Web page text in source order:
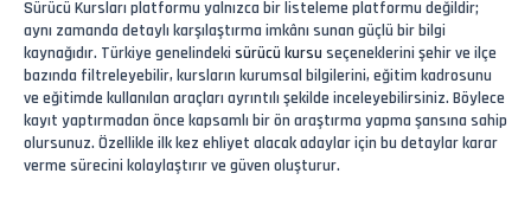
Sürücü Kursları platformu yalnızca bir listeleme platformu değildir;
aynı zamanda detaylı karşılaştırma imkânı sunan güçlü bir bilgi
kaynağıdır. Türkiye genelindeki sürücü kursu seçeneklerini şehir ve ilçe
bazında filtreleyebilir, kursların kurumsal bilgilerini, eğitim kadrosunu
ve eğitimde kullanılan araçları ayrıntılı şekilde inceleyebilirsiniz. Böylece
kayıt yaptırmadan önce kapsamlı bir ön araştırma yapma şansına sahip
olursunuz. Özellikle ilk kez ehliyet alacak adaylar için bu detaylar karar
verme sürecini kolaylaştırır ve güven oluşturur.